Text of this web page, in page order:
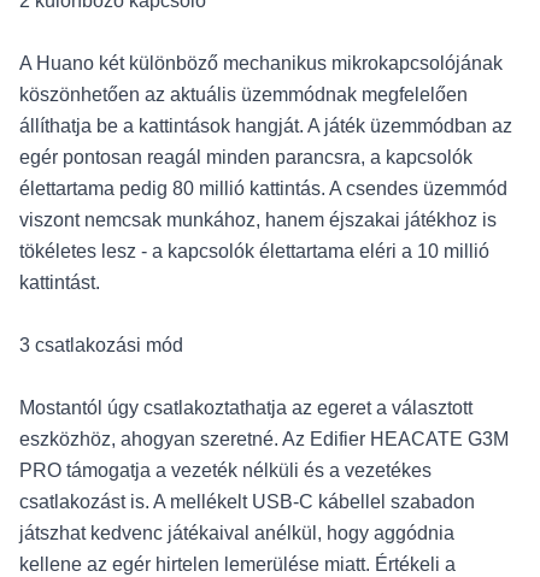
A Huano két különböző mechanikus mikrokapcsolójának
köszönhetően az aktuális üzemmódnak megfelelően
állíthatja be a kattintások hangját. A játék üzemmódban az
egér pontosan reagál minden parancsra, a kapcsolók
élettartama pedig 80 millió kattintás. A csendes üzemmód
viszont nemcsak munkához, hanem éjszakai játékhoz is
tökéletes lesz - a kapcsolók élettartama eléri a 10 millió
kattintást.
3 csatlakozási mód
Mostantól úgy csatlakoztathatja az egeret a választott
eszközhöz, ahogyan szeretné. Az Edifier HEACATE G3M
PRO támogatja a vezeték nélküli és a vezetékes
csatlakozást is. A mellékelt USB-C kábellel szabadon
játszhat kedvenc játékaival anélkül, hogy aggódnia
kellene az egér hirtelen lemerülése miatt. Értékeli a